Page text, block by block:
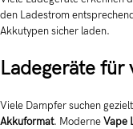
den Ladestrom
Akkutypen sicher laden.
Ladegeräte für
Viele Dampfer suchen
Akkuformat. ModerneVape